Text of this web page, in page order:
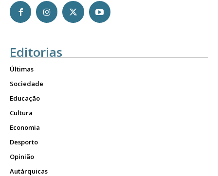
Editorias
Últimas
Sociedade
Educação
Cultura
Economia
Desporto
Opinião
Autárquicas